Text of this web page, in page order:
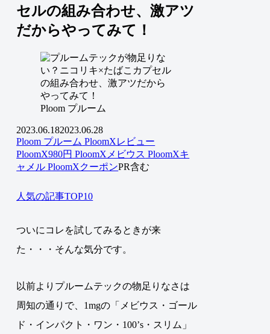
セルの組み合わせ、激アツ
だからやってみて！
Ploom プルーム
2023.06.182023.06.28
Ploom プルーム PloomXレビュー
PloomX980円 PloomXメビウス PloomXキ
ャメル PloomXクーポンPR含む
人気の記事TOP10
ついにコレを試してみるときが来
た・・・そんな気分です。
以前よりプルームテックの物足りなさは
周知の通りで、1mgの「メビウス・ゴール
ド・インパクト・ワン・100’s・スリム」